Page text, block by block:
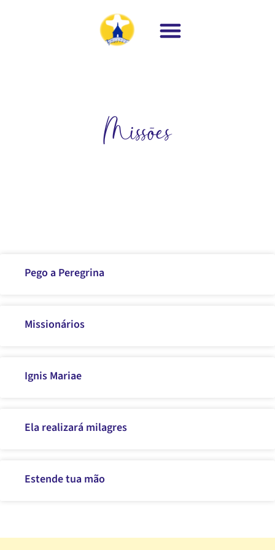
Missões
Pego a Peregrina
Missionários
Ignis Mariae
Ela realizará milagres
Estende tua mão